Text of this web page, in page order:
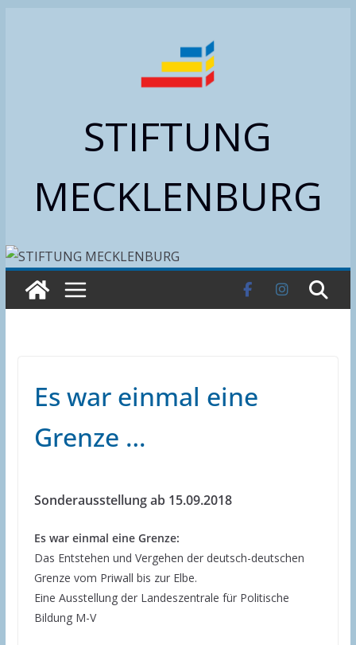
STIFTUNG
MECKLENBURG
Es war einmal eine
Grenze …
Sonderausstellung ab 15.09.2018
Es war einmal eine Grenze:
Das Entstehen und Vergehen der deutsch-deutschen
Grenze vom Priwall bis zur Elbe.
Eine Ausstellung der Landeszentrale für Politische
Bildung M-V